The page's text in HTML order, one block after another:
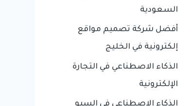
السعودية
أفضل شركة تصميم مواقع
إلكترونية في الخليج
الذكاء الاصطناعي في التجارة
الإلكترونية
الذكاء الاصطناعي في السيو